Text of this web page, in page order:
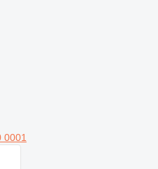
0001